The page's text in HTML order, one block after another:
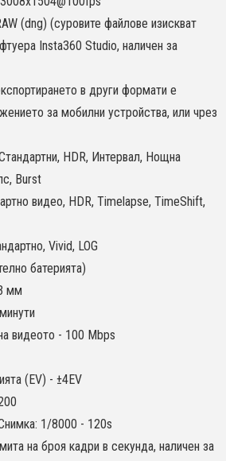
(dng) (суровите файлове изискват
Insta360 Studio, наличен за
в други формати е
за мобилни устройства, или чрез
HDR, Интервал, Нощна
Burst
видео, HDR, Timelapse, TimeShift,
Vivid, LOG
батерията)
мм
видеото - 100 Mbps
(EV) - ±4EV
1/8000 - 120s
на броя кадри в секунда, наличен за